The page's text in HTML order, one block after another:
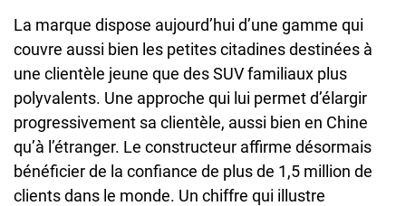
La marque dispose aujourd’hui d’une gamme qui
couvre aussi bien les petites citadines destinées à
une clientèle jeune que des SUV familiaux plus
polyvalents. Une approche qui lui permet d’élargir
progressivement sa clientèle, aussi bien en Chine
qu’à l’étranger. Le constructeur affirme désormais
bénéficier de la confiance de plus de 1,5 million de
clients dans le monde. Un chiffre qui illustre